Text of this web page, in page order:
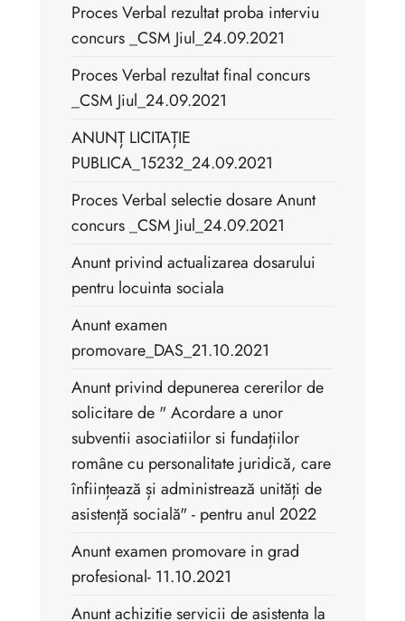
Proces Verbal rezultat proba interviu
concurs _CSM Jiul_24.09.2021
Proces Verbal rezultat final concurs
_CSM Jiul_24.09.2021
ANUNȚ LICITAȚIE
PUBLICA_15232_24.09.2021
Proces Verbal selectie dosare Anunt
concurs _CSM Jiul_24.09.2021
Anunt privind actualizarea dosarului
pentru locuinta sociala
Anunt examen
promovare_DAS_21.10.2021
Anunt privind depunerea cererilor de
solicitare de " Acordare a unor
subventii asociatiilor si fundațiilor
române cu personalitate juridică, care
înființează și administrează unități de
asistență socială" - pentru anul 2022
Anunt examen promovare in grad
profesional- 11.10.2021
Anunt achizitie servicii de asistenta la